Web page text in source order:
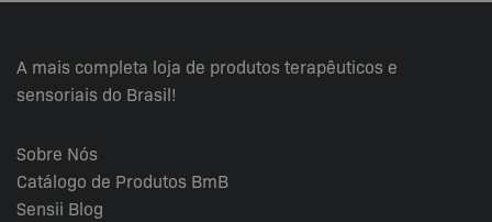
A mais completa loja de produtos terapêuticos e
sensoriais do Brasil!
Sobre Nós
Catálogo de Produtos BmB
Sensii Blog